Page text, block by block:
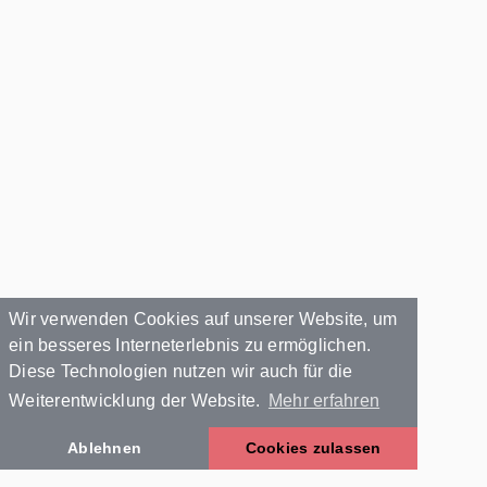
Wir verwenden Cookies auf unserer Website, um
ein besseres Interneterlebnis zu ermöglichen.
Diese Technologien nutzen wir auch für die
Weiterentwicklung der Website.
Mehr erfahren
Ablehnen Cookies zulassen